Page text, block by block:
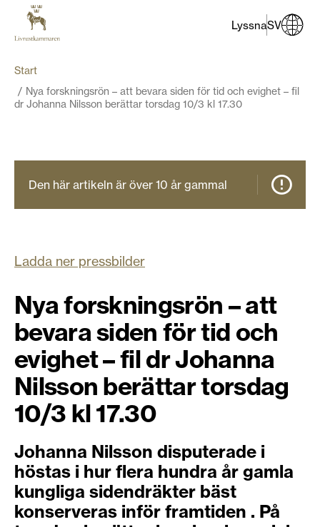
LyssnaSV
Start
​Nya forskningsrön – att bevara siden för tid och evighet – fil
dr Johanna Nilsson berättar torsdag 10/3 kl 17.30
Den här artikeln är över 10 år gammal
Ladda ner pressbilder
​Nya forskningsrön – att
bevara siden för tid och
evighet – fil dr Johanna
Nilsson berättar torsdag
10/3 kl 17.30
Johanna Nilsson disputerade i
höstas i hur flera hundra år gamla
kungliga sidendräkter bäst
konserveras inför framtiden . På